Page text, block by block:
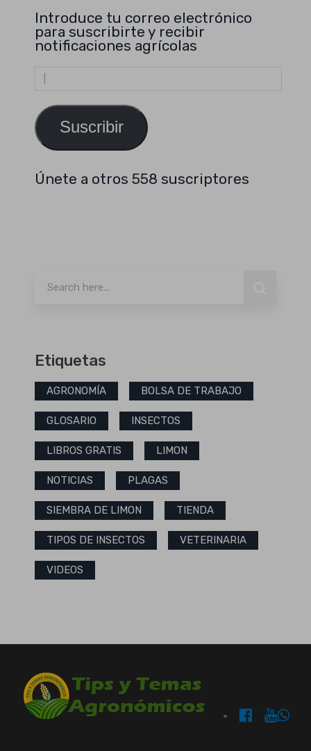
Introduce tu correo electrónico
para suscribirte y recibir
notificaciones agrícolas
Dirección
de
Suscribir
Únete a otros 558 suscriptores
Etiquetas
AGRONOMÍA BOLSA DE TRABAJO
GLOSARIO INSECTOS
LIBROS GRATIS LIMON
NOTICIAS PLAGAS
SIEMBRA DE LIMON TIENDA
TIPOS DE INSECTOS VETERINARIA
VIDEOS